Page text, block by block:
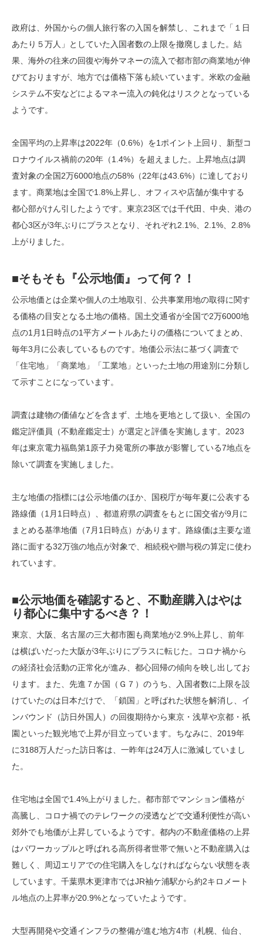
政府は、外国からの個人旅行客の入国を解禁し、これまで「１日
あたり５万人」としていた入国者数の上限を撤廃しました。結
果、海外の往来の回復や海外マネーの流入で都市部の商業地が伸
びておりますが、地方では価格下落も続いています。米欧の金融
システム不安などによるマネー流入の鈍化はリスクとなっている
ようです。
全国平均の上昇率は2022年（0.6%）を1ポイント上回り、新型コ
ロナウイルス禍前の20年（1.4%）を超えました。上昇地点は調
査対象の全国2万6000地点の58%（22年は43.6%）に達しており
ます。商業地は全国で1.8%上昇し、オフィスや店舗が集中する
都心部がけん引したようです。東京23区では千代田、中央、港の
都心3区が3年ぶりにプラスとなり、それぞれ2.1%、2.1%、2.8%
上がりました。
■そもそも『公示地価』って何？！
公示地価とは企業や個人の土地取引、公共事業用地の取得に関す
る価格の目安となる土地の価格。国土交通省が全国で2万6000地
点の1月1日時点の1平方メートルあたりの価格についてまとめ、
毎年3月に公表しているものです。地価公示法に基づく調査で
「住宅地」「商業地」「工業地」といった土地の用途別に分類し
て示すことになっています。
調査は建物の価値などを含まず、土地を更地として扱い、全国の
鑑定評価員（不動産鑑定士）が選定と評価を実施します。2023
年は東京電力福島第1原子力発電所の事故が影響している7地点を
除いて調査を実施しました。
主な地価の指標には公示地価のほか、国税庁が毎年夏に公表する
路線価（1月1日時点）、都道府県の調査をもとに国交省が9月に
まとめる基準地価（7月1日時点）があります。路線価は主要な道
路に面する32万強の地点が対象で、相続税や贈与税の算定に使わ
れています。
■公示地価を確認すると、不動産購入はやは
り都心に集中するべき？！
東京、大阪、名古屋の三大都市圏も商業地が2.9%上昇し、前年
は横ばいだった大阪が3年ぶりにプラスに転じた。コロナ禍から
の経済社会活動の正常化が進み、都心回帰の傾向を映し出してお
ります。また、先進７か国（Ｇ７）のうち、入国者数に上限を設
けていたのは日本だけで、「鎖国」と呼ばれた状態を解消し、イ
ンバウンド（訪日外国人）の回復期待から東京・浅草や京都・祇
園といった観光地で上昇が目立っています。ちなみに、2019年
に3188万人だった訪日客は、一昨年は24万人に激減していまし
た。
住宅地は全国で1.4%上がりました。都市部でマンション価格が
高騰し、コロナ禍でのテレワークの浸透などで交通利便性が高い
郊外でも地価が上昇しているようです。都内の不動産価格の上昇
はパワーカップルと呼ばれる高所得者世帯で無いと不動産購入は
難しく、周辺エリアでの住宅購入をしなければならない状態を表
しています。千葉県木更津市ではJR袖ケ浦駅から約2キロメート
ル地点の上昇率が20.9%となっていたようです。
大型再開発や交通インフラの整備が進む地方4市（札幌、仙台、